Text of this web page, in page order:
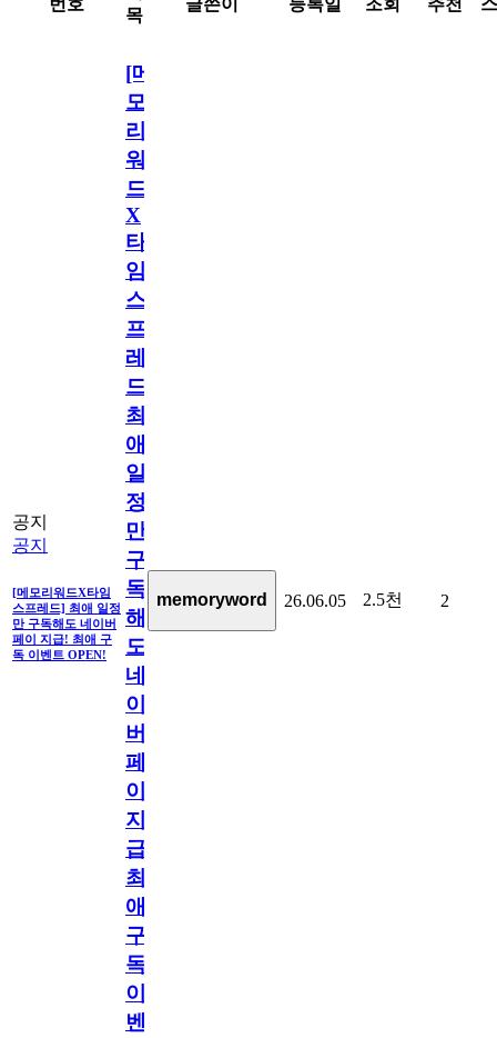
목
공지
공지
[메모리워드X타임
스프레드] 최애 일정
만 구독해도 네이버
페이 지급! 최애 구
독 이벤트 OPEN!
[메
모
리
워
드
X
타
임
스
프
레
드]
최
애
일
정
만
구
독
해
도
네
이
버
페
이
지
급!
최
애
구
독
이
벤
memoryword 26.06.05 2.5천 2